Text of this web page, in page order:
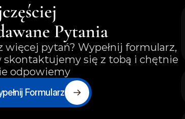
Pytania
więcej pytań? Wypełnij formularz,
skontaktujemy się z tobą i chętnie
odpowiemy
Formularz